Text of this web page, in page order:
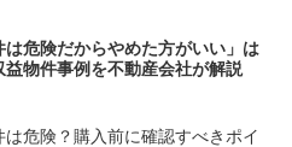
危険だからやめた方がいい」は
物件事例を不動産会社が解説
は危険？購入前に確認すべきポイ